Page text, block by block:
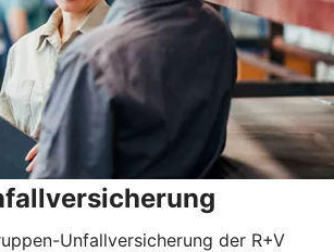
Unfallversicherung der R+V